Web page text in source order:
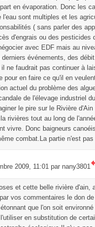
en évaporation. Donc les
l'eau sont multiples et les
( sans parler des
d'engrais ou des pesticides
avec EDF mais au
derniers événements, des
ne faudrait pas continuer à
pour en faire ce qu'il en
actuel du problème des
de l'élevage industriel
le pire sur le Rivière
rivières tout au long de
vivre. Donc baigneurs
combat.La partie n'est pas
2009, 11:01 par nany3801
et cette belle rivière d'ain,
vos commentaires le don
que l'on soit
en substitution de